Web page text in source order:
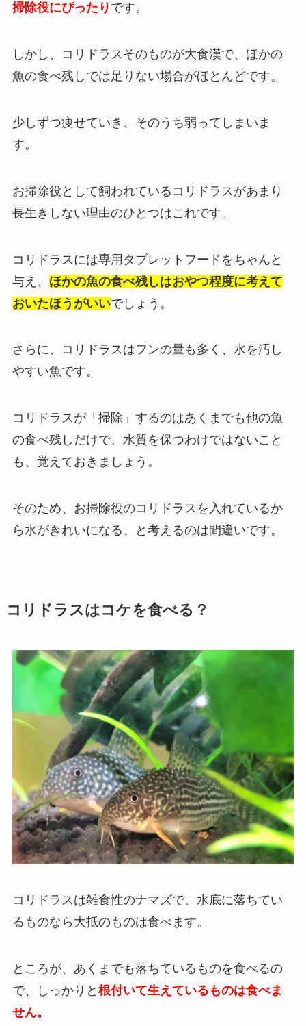
掃除役にぴったり です。
しかし、コリドラスそのものが大食漢で、ほかの
魚の食べ残しでは足りない場合がほとんどです。
少しずつ痩せていき、そのうち弱ってしまいま
す。
お掃除役として飼われているコリドラスがあまり
長生きしない理由のひとつはこれです。
コリドラスには専用タブレットフードをちゃんと
与え、 ほかの魚の食べ残しはおやつ程度に考えて
おいたほうがいいでしょう。
さらに、コリドラスはフンの量も多く、水を汚し
やすい魚です。
コリドラスが「掃除」するのはあくまでも他の魚
の食べ残しだけで、水質を保つわけではないこと
も、覚えておきましょう。
そのため、お掃除役のコリドラスを入れているか
ら水がきれいになる、と考えるのは間違いです。
コリドラスはコケを食べる？
コリドラスは雑食性のナマズで、水底に落ちてい
るものなら大抵のものは食べます。
ところが、あくまでも落ちているものを食べるの
で、しっかりと 根付いて生えているものは食べま
せん。